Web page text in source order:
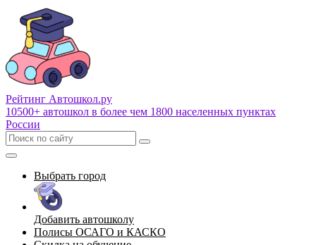
Рейтинг Автошкол.ру
10500+ автошкол в более чем 1800 населенных пунктах
России
Выбрать город
Добавить автошколу
Полисы ОСАГО и КАСКО